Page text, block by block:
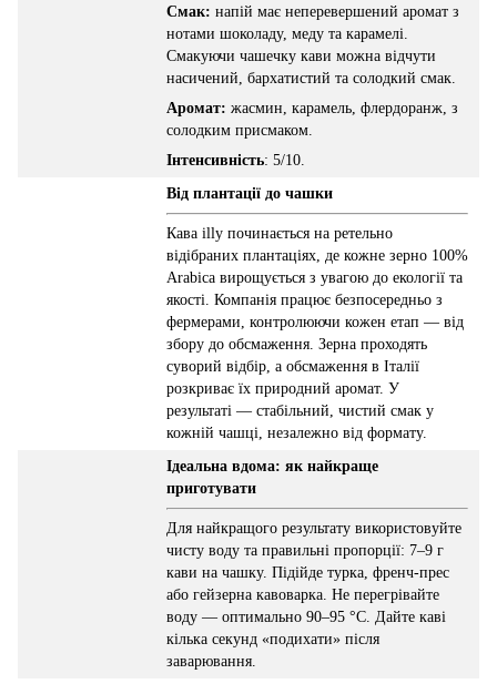
Смак: напій має неперевершений аромат з
нотами шоколаду, меду та карамелі.
Смакуючи чашечку кави можна відчути
насичений, бархатистий та солодкий смак.
Аромат: жасмин, карамель, флердоранж, з
солодким присмаком.
Інтенсивність: 5/10.
Від плантації до чашки
Кава illy починається на ретельно
відібраних плантаціях, де кожне зерно 100%
Arabica вирощується з увагою до екології та
якості. Компанія працює безпосередньо з
фермерами, контролюючи кожен етап — від
збору до обсмаження. Зерна проходять
суворий відбір, а обсмаження в Італії
розкриває їх природний аромат. У
результаті — стабільний, чистий смак у
кожній чашці, незалежно від формату.
Ідеальна вдома: як найкраще
приготувати
Для найкращого результату використовуйте
чисту воду та правильні пропорції: 7–9 г
кави на чашку. Підійде турка, френч-прес
або гейзерна кавоварка. Не перегрівайте
воду — оптимально 90–95 °C. Дайте каві
кілька секунд «подихати» після
заварювання.